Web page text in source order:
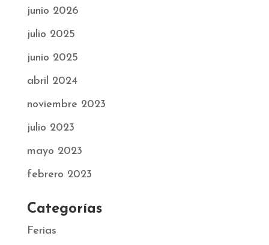
junio 2026
julio 2025
junio 2025
abril 2024
noviembre 2023
julio 2023
mayo 2023
febrero 2023
Categorías
Ferias